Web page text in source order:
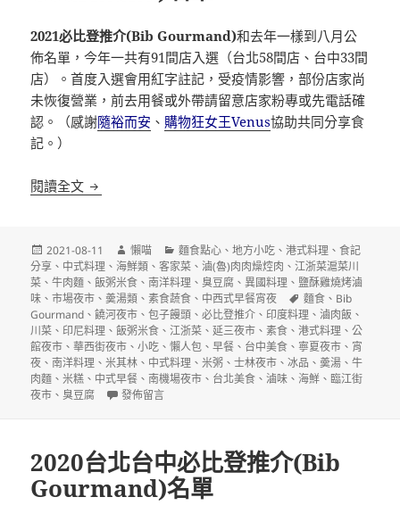
2021必比登推介(Bib Gourmand)和去年一樣到八月公
佈名單，今年一共有91間店入選（台北58間店、台中33間
店）。首度入選會用紅字註記，受疫情影響，部份店家尚
未恢復營業，前去用餐或外帶請留意店家粉專或先電話確
認。（感謝隨裕而安 、 購物狂女王Venus協助共同分享食
記。）
閱讀全文 2021台北台中必比登推介(Bib Gourmand)名單
發
佈
日
期:
2021-08-11
作
者
懶喵
分
類
麵食點心 、地方小吃 、港式料理 、食記
分享 、 中式料理 、海鮮類 、客家菜 、滷(魯)肉肉燥焢肉 、江浙菜滬菜川
菜 、牛肉麵 、飯粥米食 、南洋料理 、 臭豆腐 、異國料理 、 鹽酥雞燒烤滷
味 、市場夜市 、羮湯類 、素食蔬食 、 中西式早餐宵夜
標
籤
麵食 、 Bib
Gourmand 、饒河夜市 、包子饅頭 、必比登推介 、 印度料理 、滷肉飯 、
川菜 、 印尼料理 、飯粥米食 、江浙菜 、延三夜市 、素食 、港式料理 、公
館夜市 、華西街夜市 、小吃 、懶人包 、早餐 、 台中美食 、 寧夏夜市 、 宵
夜 、南洋料理 、米其林 、 中式料理 、米粥 、士林夜市 、冰品 、羮湯 、牛
肉麵 、米糕 、 中式早餐 、南機場夜市 、 台北美食 、滷味 、海鮮 、 臨江街
夜市 、 臭豆腐 在〈2021台北台中必比登推介(Bib Gourmand)名單〉
發佈留言
2020台北台中必比登推介(Bib
Gourmand)名單